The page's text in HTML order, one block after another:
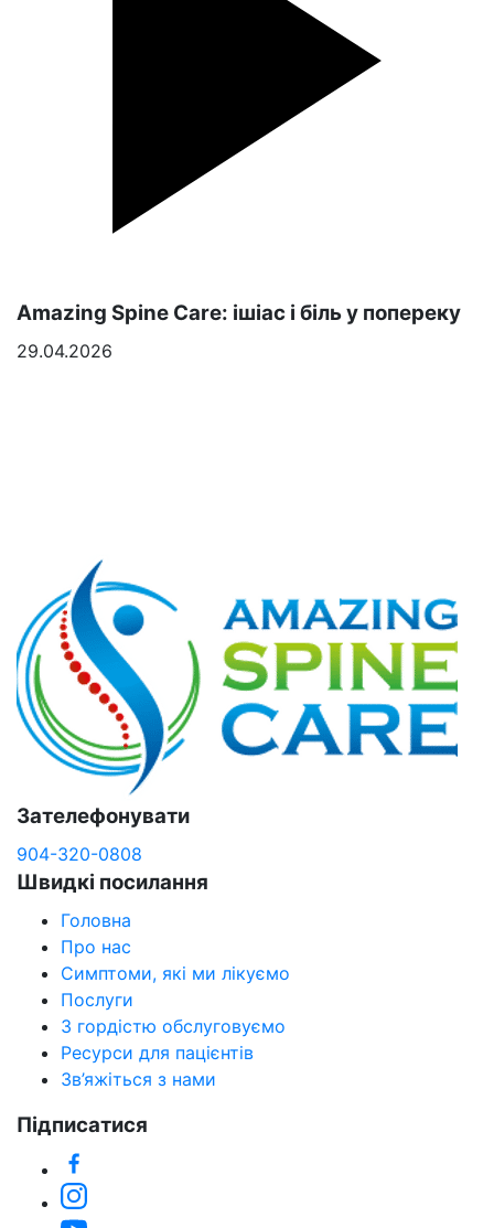
Amazing Spine Care: ішіас і біль у попереку
29.04.2026
Зателефонувати
904-320-0808
Швидкі посилання
Головна
Про нас
Симптоми, які ми лікуємо
Послуги
З гордістю обслуговуємо
Ресурси для пацієнтів
Зв’яжіться з нами
Підписатися
Instagram